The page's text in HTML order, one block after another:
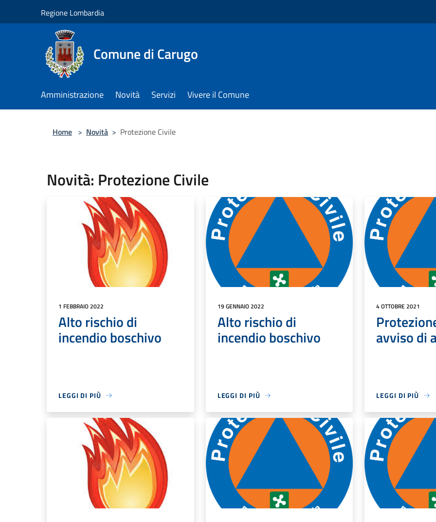
Regione Lombardia
Comune di Carugo
Amministrazione Novità Servizi Vivere il Comune
Home > Novità > Protezione Civile
Novità: Protezione Civile
1 FEBBRAIO 2022
Alto rischio di
incendio boschivo
LEGGI DI PIÙ
19 GENNAIO 2022
Alto rischio di
incendio boschivo
LEGGI DI PIÙ
4 OTTOBRE 2021
avviso di
LEGGI DI PIÙ